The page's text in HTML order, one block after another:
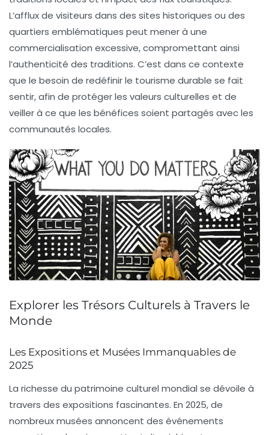
L’afflux de visiteurs dans des sites historiques ou des
quartiers emblématiques peut mener à une
commercialisation excessive, compromettant ainsi
l’authenticité des traditions. C’est dans ce contexte
que le besoin de redéfinir le tourisme durable se fait
sentir, afin de protéger les valeurs culturelles et de
veiller à ce que les bénéfices soient partagés avec les
communautés locales.
Explorer les Trésors Culturels à Travers le
Monde
Les Expositions et Musées Immanquables de
2025
La richesse du patrimoine culturel mondial se dévoile à
travers des expositions fascinantes. En 2025, de
nombreux musées annoncent des événements